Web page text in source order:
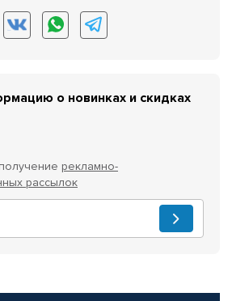
о новинках и скидках
рекламно-
рассылок